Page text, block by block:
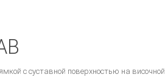
с суставной поверхностью на височной